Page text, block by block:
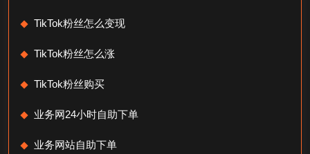
TikTok粉丝怎么变现
TikTok粉丝怎么涨
TikTok粉丝购买
业务网24小时自助下单
业务网站自助下单